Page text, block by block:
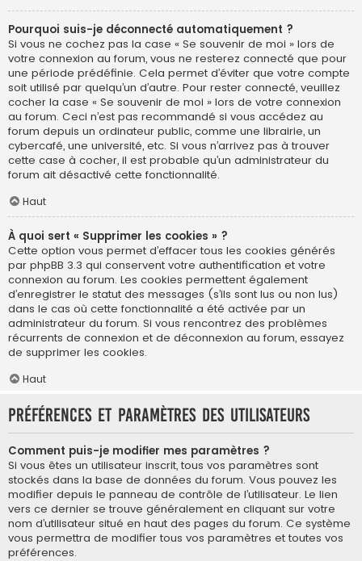
Pourquoi suis-je déconnecté automatiquement ?
Si vous ne cochez pas la case « Se souvenir de moi » lors de
votre connexion au forum, vous ne resterez connecté que pour
une période prédéfinie. Cela permet d’éviter que votre compte
soit utilisé par quelqu’un d’autre. Pour rester connecté, veuillez
cocher la case « Se souvenir de moi » lors de votre connexion
au forum. Ceci n’est pas recommandé si vous accédez au
forum depuis un ordinateur public, comme une librairie, un
cybercafé, une université, etc. Si vous n’arrivez pas à trouver
cette case à cocher, il est probable qu’un administrateur du
forum ait désactivé cette fonctionnalité.
Haut
À quoi sert « Supprimer les cookies » ?
Cette option vous permet d’effacer tous les cookies générés
par phpBB 3.3 qui conservent votre authentification et votre
connexion au forum. Les cookies permettent également
d’enregistrer le statut des messages (s’ils sont lus ou non lus)
dans le cas où cette fonctionnalité a été activée par un
administrateur du forum. Si vous rencontrez des problèmes
récurrents de connexion et de déconnexion au forum, essayez
de supprimer les cookies.
Haut
Préférences et paramètres des utilisateurs
Comment puis-je modifier mes paramètres ?
Si vous êtes un utilisateur inscrit, tous vos paramètres sont
stockés dans la base de données du forum. Vous pouvez les
modifier depuis le panneau de contrôle de l’utilisateur. Le lien
vers ce dernier se trouve généralement en cliquant sur votre
nom d’utilisateur situé en haut des pages du forum. Ce système
vous permettra de modifier tous vos paramètres et toutes vos
préférences.